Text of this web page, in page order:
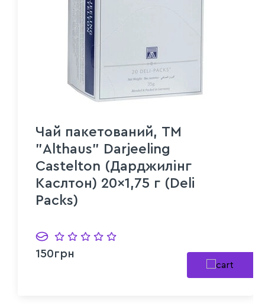
Чай пакетований, ТМ
"Althaus" Darjeeling
Castelton (Дарджилінг
Каслтон) 20x1,75 г (Deli
Packs)
150грн